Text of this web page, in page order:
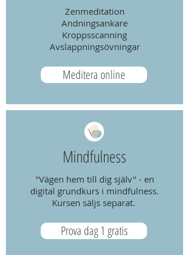
Zenmeditation
Andningsankare
Kroppsscanning
Avslappningsövningar
Meditera online
Mindfulness
"Vägen hem till dig själv" - en
digital grundkurs i mindfulness.
Kursen säljs separat.
Prova dag 1 gratis